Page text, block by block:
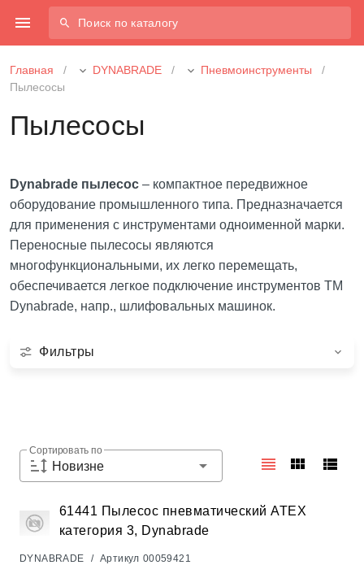
Поиск по каталогу
Главная / DYNABRADE / Пневмоинструменты
/
Пылесосы
Пылесосы
Dynabrade пылесос – компактное передвижное
оборудование промышленного типа. Предназначается
для применения с инструментами одноименной марки.
Переносные пылесосы являются
многофункциональными, их легко перемещать,
обеспечивается легкое подключение инструментов ТМ
Dynabrade, напр., шлифовальных машинок.
Фильтры
Сортировать по
Новизне
61441 Пылесос пневматический АТЕХ
категория 3, Dynabrade
DYNABRADE / Артикул 00059421